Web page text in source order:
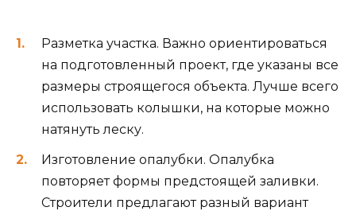
Разметка участка. Важно ориентироваться
на подготовленный проект, где указаны все
размеры строящегося объекта. Лучше всего
использовать колышки, на которые можно
натянуть леску.
Изготовление опалубки. Опалубка
повторяет формы предстоящей заливки.
Строители предлагают разный вариант